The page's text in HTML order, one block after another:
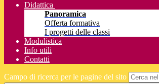
Didattica
Panoramica
Offerta formativa
I progetti delle classi
Modulistica
Info utili
Contatti
Campo di ricerca per le pagine del sito